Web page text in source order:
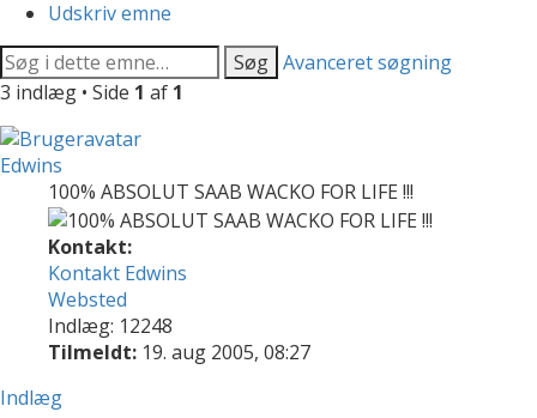
Udskriv emne
Søg Avanceret søgning
3 indlæg • Side 1 af 1
Edwins
100% ABSOLUT SAAB WACKO FOR LIFE !!!
Kontakt:
Kontakt Edwins
Websted
Indlæg: 12248
Tilmeldt: 19. aug 2005, 08:27
Indlæg